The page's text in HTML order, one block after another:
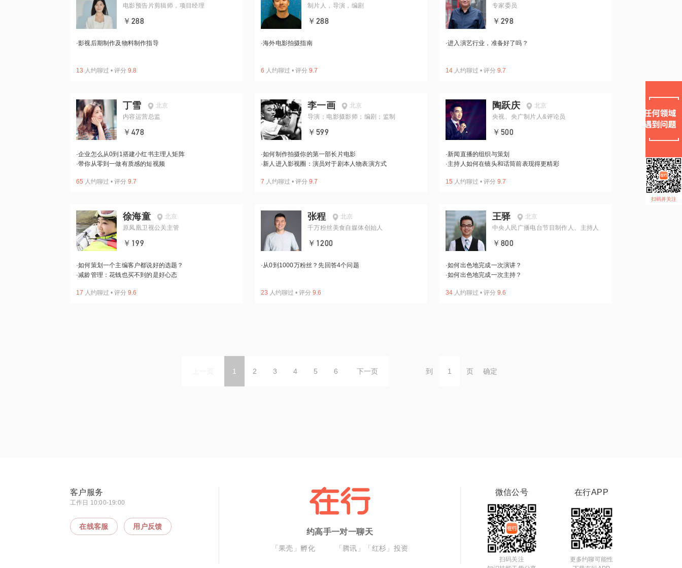
电影预告片剪辑师，项目经理
￥288
·影视后期制作及物料制作指导
13 人约聊过 • 评分 9.8
制片人，导演，编剧
￥288
·海外电影拍摄指南
6 人约聊过 • 评分 9.7
专家委员
￥298
·进入演艺行业，准备好了吗？
14 人约聊过 • 评分 9.7
丁雪
北京
内容运营总监
￥478
·企业怎么从0到1搭建小红书主理人矩阵
·带你从零到一做有质感的短视频
65 人约聊过 • 评分 9.7
李一画
北京
导演；电影摄影师；编剧；监制
￥599
·如何制作拍摄你的第一部长片电影
·新人进入影视圈：演员对于剧本人物表演方式
7 人约聊过 • 评分 9.7
陶跃庆
北京
央视、央广制片人&评论员
￥500
·新闻直播的组织与策划
·主持人如何在镜头和话筒前表现得更精彩
15 人约聊过 • 评分 9.7
徐海童
北京
原凤凰卫视公关主管
￥199
·如何策划一个主编客户都说好的选题？
·减龄管理：花钱也买不到的是好心态
17 人约聊过 • 评分 9.6
张程
北京
千万粉丝美食自媒体创始人
￥1200
·从0到1000万粉丝？先回答4个问题
23 人约聊过 • 评分 9.6
王驿
北京
中央人民广播电台节目制作人、主持人
￥800
·如何出色地完成一次演讲？
·如何出色地完成一次主持？
34 人约聊过 • 评分 9.6
1 2 3 4 5 6 下一页 到 页 确定
扫码并关注
客户服务
工作日 10:00-19:00
在线客服 用户反馈
约高手一对一聊天
「果壳」孵化 「腾讯」「红杉」投资
微信公号
扫码关注
在行APP
更多约聊可能性